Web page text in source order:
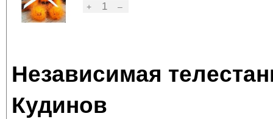
+
1 –
Независимая
Кудинов